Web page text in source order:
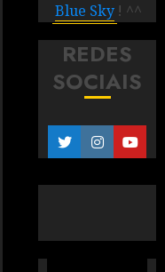
Blue Sky ! ^^
REDES
SOCIAIS